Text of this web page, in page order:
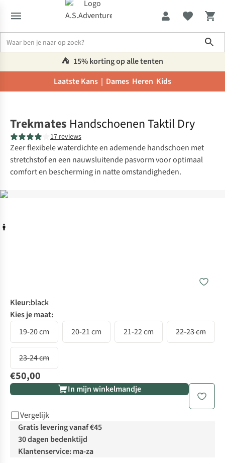
⛺️ 15% korting op alle tenten
Laatste Kans | Dames Heren Kids
Trekmates Handschoenen Taktil Dry
17 reviews
Zeer flexibele waterdichte en ademende handschoen met
stretchstof en een nauwsluitende pasvorm voor optimaal
comfort en bescherming in natte omstandigheden.
Kleur:black
Kies je maat:
19-20 cm
20-21 cm 21-22 cm 22-23 cm
23-24 cm
€50,00
In mijn winkelmandje
Vergelijk
Gratis levering vanaf €45
30 dagen bedenktijd
Klantenservice: ma-za